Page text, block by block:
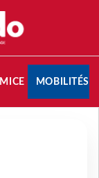
MICE MOBILITÉS